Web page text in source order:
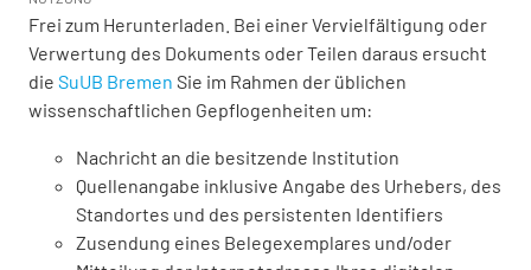
Frei zum Herunterladen. Bei einer Vervielfältigung oder
Verwertung des Dokuments oder Teilen daraus ersucht
die SuUB Bremen Sie im Rahmen der üblichen
wissenschaftlichen Gepflogenheiten um:
Nachricht an die besitzende Institution
Quellenangabe inklusive Angabe des Urhebers, des
Standortes und des persistenten Identifiers
Zusendung eines Belegexemplares und/oder